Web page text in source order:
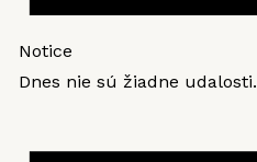
Notice
Dnes nie sú žiadne udalosti.